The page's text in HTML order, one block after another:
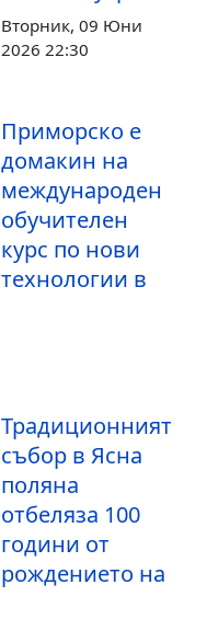
Вторник, 09 Юни
2026 22:30
Приморско е
домакин на
международен
обучителен
курс по нови
технологии в
Традиционният
събор в Ясна
поляна
отбеляза 100
години от
рождението на